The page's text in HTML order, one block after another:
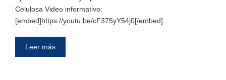
Celulosa Video informativo:
[embed]https://youtu.be/cF375yY54j0[/embed]
Leer más